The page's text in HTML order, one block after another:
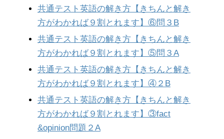
共通テスト英語の解き方【きちんと解き
方がわかれば９割とれます】⑥問３B
共通テスト英語の解き方【きちんと解き
方がわかれば９割とれます】⑤問３A
共通テスト英語の解き方【きちんと解き
方がわかれば９割とれます】④２B
共通テスト英語の解き方【きちんと解き
方がわかれば９割とれます】③fact
&opinion問題２A